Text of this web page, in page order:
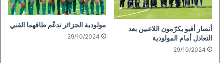
أنصار أقبو يكرّمون اللاعبين بعد
التعادل أمام المولودية
29/10/2024
مولودية الجزائر تدعّم طاقهما الفني
29/10/2024